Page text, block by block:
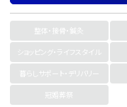
整体・接骨・鍼灸
ショッピング・ライフスタイル
暮らしサポート・デリバリー
冠婚葬祭